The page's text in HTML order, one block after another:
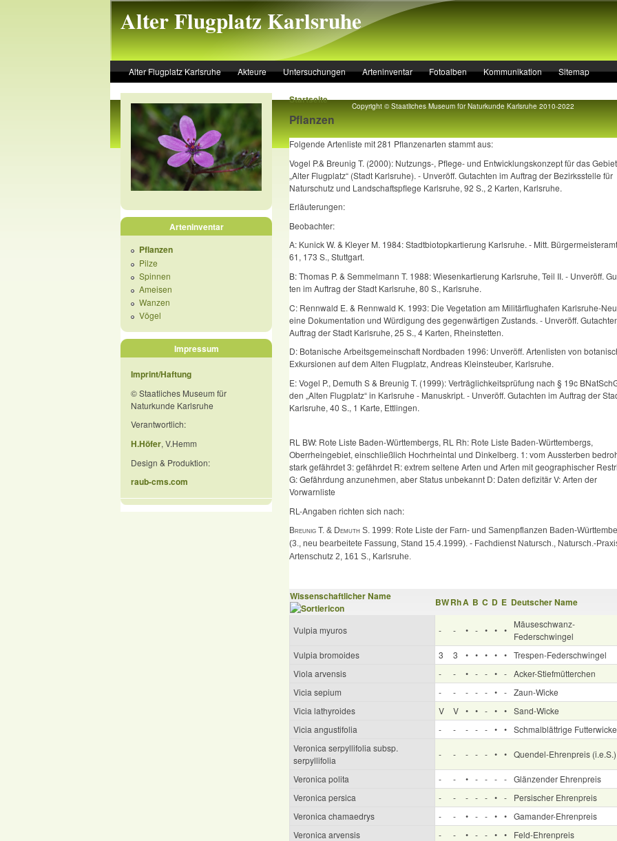
Alter Flugplatz Karlsruhe
Alter Flugplatz Karlsruhe Akteure Untersuchungen Arteninventar Fotoalben Kommunikation Sitemap
Startseite
Pflanzen
Folgende Artenliste mit 281 Pflanzenarten stammt aus:
Vogel P.& Breunig T. (2000): Nutzungs-, Pflege- und Entwicklungskonzept für das Gebiet
„Alter Flugplatz“ (Stadt Karlsruhe). ‑ Unveröff. Gutachten im Auftrag der Bezirksstelle für
Naturschutz und Landschaftspflege Karlsruhe, 92 S., 2 Karten, Karlsruhe.
Erläuterungen:
Beobachter:
A: Kunick W. & Kleyer M. 1984: Stadtbiotopkartierung Karlsruhe. ‑ Mitt.
61, 173 S., Stuttgart.
B: Thomas P. & Semmelmann T. 1988: Wiesenkartierung Karlsruhe, Teil II. ‑ Unveröff.
ten im Auftrag der Stadt Karlsruhe, 80 S., Karlsruhe.
C: Rennwald E. & Rennwald K. 1993: Die Vegetation am Militärflughafen Karlsruhe-
eine Dokumentation und Würdigung des gegenwärtigen Zustands. ‑ Unveröff.
Auftrag der Stadt Karlsruhe, 25 S., 4 Karten, Rheinstetten.
D: Botanische Arbeitsgemeinschaft Nordbaden 1996: Unveröff. Artenlisten von
Exkursionen auf dem Alten Flugplatz, Andreas Kleinsteuber, Karlsruhe.
E: Vogel P., Demuth S & Breunig T. (1999): Verträglichkeitsprüfung nach § 19c
den „Alten Flugplatz“ in Karlsruhe - Manuskript. ‑ Unveröff. Gutachten im Auftrag der
Karlsruhe, 40 S., 1 Karte, Ettlingen.
RL BW: Rote Liste Baden-Württembergs, RL Rh: Rote Liste Baden-Württembergs,
Oberrheingebiet, einschließlich Hochrheintal und Dinkelberg. 1: vom Aussterben
stark gefährdet 3: gefährdet R: extrem seltene Arten und Arten mit geographischer
G: Gefährdung anzunehmen, aber Status unbekannt D: Daten defizitär V: Arten der
Vorwarnliste
RL-Angaben richten sich nach:
Breunig T. & Demuth S. 1999: Rote Liste der Farn- und Samenpflanzen Baden-
(3., neu bearbeitete Fassung, Stand 15.4.1999). ‑ Fachdienst Natursch., Natursch.-
Artenschutz 2, 161 S., Karlsruhe.
Wissenschaftlicher Name BWRhA B C D E Deutscher Name
Vulpia myuros - - • - • • •
Mäuseschwanz-
Federschwingel
Vulpia bromoides
3 3 • • • • •
Trespen-Federschwingel
Viola arvensis
- - • - - • -
Acker-Stiefmütterchen
Vicia sepium
- - - - - • -
Zaun-Wicke
Vicia lathyroides
V V • • - • •
Sand-Wicke
Vicia angustifolia
- - - - - • •
Schmalblättrige Futterwicke
Veronica serpyllifolia subsp.
serpyllifolia
- - - - - • • Quendel-Ehrenpreis (i.e.S.)
Veronica polita - - • - - - -
Glänzender Ehrenpreis
Veronica persica
- - - - - • -
Persischer Ehrenpreis
Veronica chamaedrys
- - • - - • •
Gamander-Ehrenpreis
Veronica arvensis
- - • - - • •
Feld-Ehrenpreis
Arteninventar
Pflanzen
Pilze
Spinnen
Ameisen
Wanzen
Vögel
Impressum
Imprint/Haftung
© Staatliches Museum für
Naturkunde Karlsruhe
Verantwortlich:
H.Höfer, V.Hemm
Design & Produktion:
raub-cms.com
Copyright © Staatliches Museum für Naturkunde Karlsruhe 2010-2022